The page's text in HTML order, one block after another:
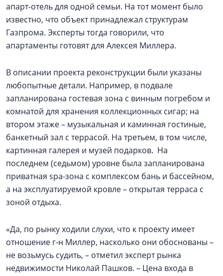
апарт-отель для одной семьи. На тот момент было
известно, что объект принадлежал структурам
Газпрома. Эксперты тогда говорили, что
апартаменты готовят для Алексея Миллера.
В описании проекта реконструкции были указаны
любопытные детали. Например, в подвале
запланирована гостевая зона с винным погребом и
комнатой для хранения коллекционных сигар; на
втором этаже – музыкальная и каминная гостиные,
банкетный зал с террасой. На третьем, в том числе,
картинная галерея и музей подарков. На
последнем (седьмом) уровне была запланирована
приватная spa-зона с комплексом бань и бассейном,
а на эксплуатируемой кровле – открытая терраса с
зоной отдыха.
«Да, по рынку ходили слухи, что к проекту имеет
отношение г-н Миллер, насколько они обоснованы –
не возьмусь судить, – отметил эксперт рынка
недвижимости Николай Пашков. – Цена входа в